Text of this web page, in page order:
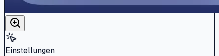
Einstellungen